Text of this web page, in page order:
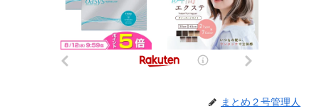
まとめ２号管理人